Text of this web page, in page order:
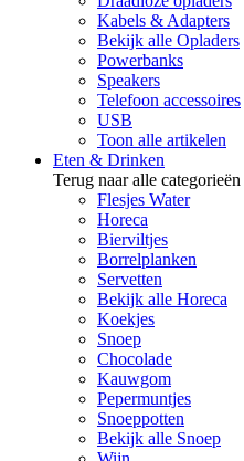
Kabels & Adapters
Bekijk alle Opladers
Powerbanks
Speakers
Telefoon accessoires
USB
Toon alle artikelen
Eten & Drinken
Terug naar alle categorieën
Flesjes Water
Horeca
Bierviltjes
Borrelplanken
Servetten
Bekijk alle Horeca
Koekjes
Snoep
Chocolade
Kauwgom
Pepermuntjes
Snoeppotten
Bekijk alle Snoep